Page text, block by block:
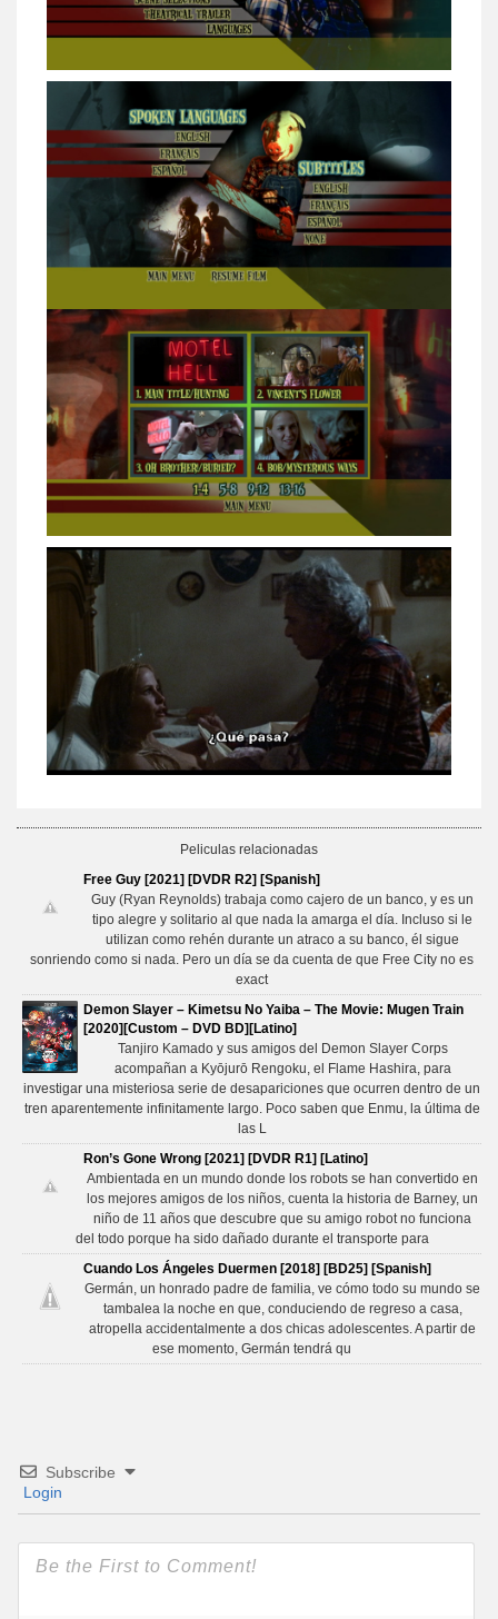
Peliculas relacionadas
Free Guy [2021] [DVDR R2] [Spanish]
Guy (Ryan Reynolds) trabaja como cajero de un banco, y es un
tipo alegre y solitario al que nada la amarga el día. Incluso si le
utilizan como rehén durante un atraco a su banco, él sigue
sonriendo como si nada. Pero un día se da cuenta de que Free City no es
exact
Demon Slayer – Kimetsu No Yaiba – The Movie: Mugen Train
[2020][Custom – DVD BD][Latino]
Tanjiro Kamado y sus amigos del Demon Slayer Corps
acompañan a Kyōjurō Rengoku, el Flame Hashira, para
investigar una misteriosa serie de desapariciones que ocurren dentro de un
tren aparentemente infinitamente largo. Poco saben que Enmu, la última de
las L
Ron’s Gone Wrong [2021] [DVDR R1] [Latino]
Ambientada en un mundo donde los robots se han convertido en
los mejores amigos de los niños, cuenta la historia de Barney, un
niño de 11 años que descubre que su amigo robot no funciona
del todo porque ha sido dañado durante el transporte para
Cuando Los Ángeles Duermen [2018] [BD25] [Spanish]
Germán, un honrado padre de familia, ve cómo todo su mundo se
tambalea la noche en que, conduciendo de regreso a casa,
atropella accidentalmente a dos chicas adolescentes. A partir de
ese momento, Germán tendrá qu
Subscribe
Login